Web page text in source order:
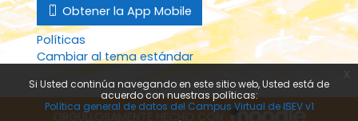
Obtener la App Mobile
Políticas
Cambiar al tema estándar
ORGULLOSAMENTE HECHO CON
Si Usted continúa navegando en este sitio web, Usted está de
acuerdo con nuestras políticas:
Política general de datos del Campus Virtual de ISEV v1
x